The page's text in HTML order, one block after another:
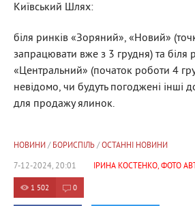
Київський Шлях:
біля ринків «Зоряний», «Новий»
запрацювати вже з 3 грудня) та біля
«Центральний» (початок роботи 4
невідомо, чи будуть погоджені інші
для продажу ялинок.
НОВИНИ/ БОРИСПІЛЬ/ ОСТАННІ НОВИНИ
7-12-2024, 20:01
ІРИНА КОСТЕНКО, ФОТО
1 502 0